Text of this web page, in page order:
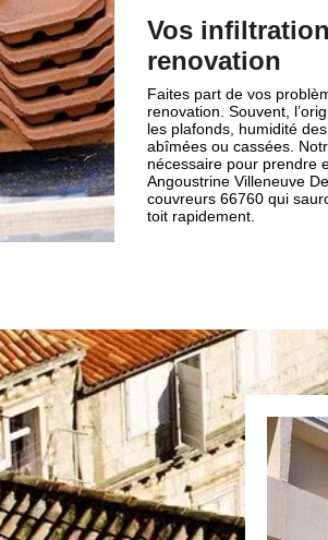
Vos
renovation
Faites part de vos
renovation. Souvent,
les plafonds, humidité
abîmées ou cassées.
nécessaire pour prendre
Angoustrine Villeneuve
couvreurs 66760 qui
toit rapidement.